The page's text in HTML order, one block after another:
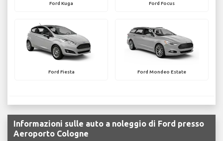
Ford Kuga Ford Focus
Ford Fiesta Ford Mondeo Estate
Informazioni sulle auto a noleggio di Ford presso
Aeroporto Cologne